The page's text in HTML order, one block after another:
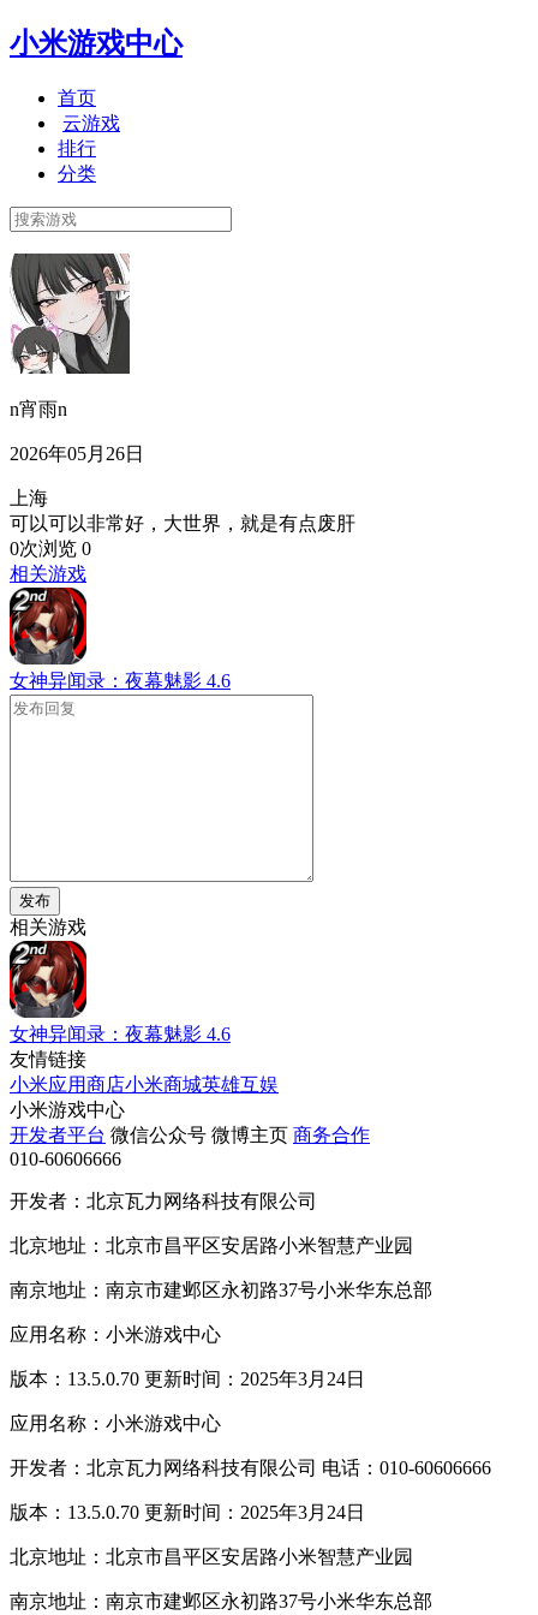
小米游戏中心
首页
云游戏
排行
分类
n宵雨n
2026年05月26日
上海
可以可以非常好，大世界，就是有点废肝
0次浏览 0
相关游戏
女神异闻录：夜幕魅影 4.6
发布
相关游戏
女神异闻录：夜幕魅影 4.6
友情链接
小米应用商店小米商城英雄互娱
小米游戏中心
开发者平台 微信公众号 微博主页 商务合作
010-60606666
开发者：北京瓦力网络科技有限公司
北京地址：北京市昌平区安居路小米智慧产业园
南京地址：南京市建邺区永初路37号小米华东总部
应用名称：小米游戏中心
版本：13.5.0.70 更新时间：2025年3月24日
应用名称：小米游戏中心
开发者：北京瓦力网络科技有限公司 电话：010-60606666
版本：13.5.0.70 更新时间：2025年3月24日
北京地址：北京市昌平区安居路小米智慧产业园
南京地址：南京市建邺区永初路37号小米华东总部